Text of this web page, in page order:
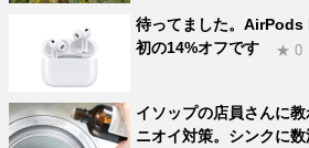
待ってました。AirPods
初の14%オフです
★ 0
イソップの店員さんに
ニオイ対策。シンクに